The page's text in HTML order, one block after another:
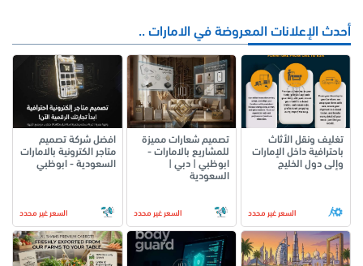
أحدث الإعلانات المعروضة في الامارات ..
تغليف ونقل الأثاث
باحترافية داخل الإمارات
وإلى دول الخليج
السعر غير محدد
تصميم شعارات مميزة
للمشاريع بالامارات -
ابوظبي | دبي |
السعودية
السعر غير محدد
افضل شركة تصميم
متاجر الكترونية بالامارات
السعودية - ابوظبي
السعر غير محدد